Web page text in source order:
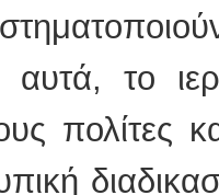
το
πολίτες